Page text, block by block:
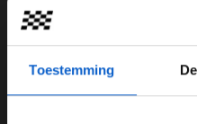
Toestemming